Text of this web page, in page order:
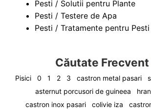
Pesti / Solutii pentru Plante
Pesti / Testere de Apa
Pesti / Tratamente pentru Pesti
Căutate Frecvent
Pisici 0 1 2 3 castron metal pasari
asternut porcusori de guineea
castron inox pasari
colivie iza